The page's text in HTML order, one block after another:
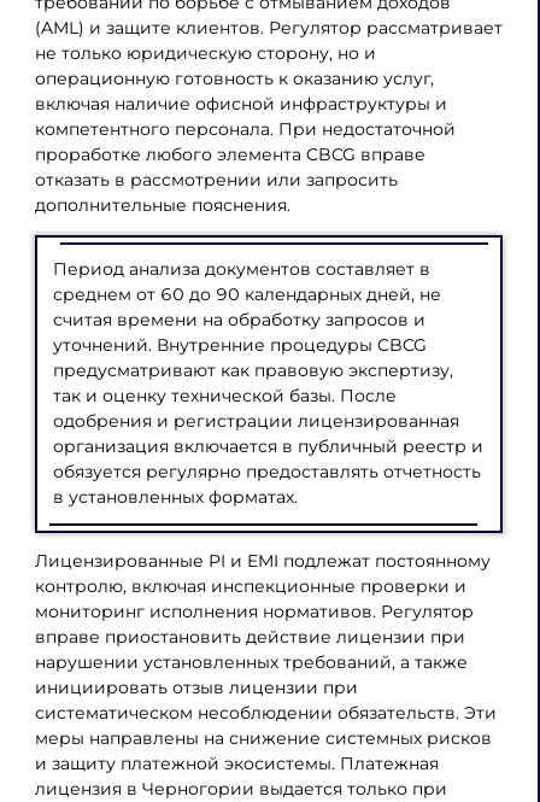
(AML) и защите клиентов. Регулятор рассматривает
не только юридическую сторону, но и
операционную готовность к оказанию услуг,
включая наличие офисной инфраструктуры и
компетентного персонала. При недостаточной
проработке любого элемента CBCG вправе
отказать в рассмотрении или запросить
дополнительные пояснения.
Период анализа документов составляет в
среднем от 60 до 90 календарных дней, не
считая времени на обработку запросов и
уточнений. Внутренние процедуры CBCG
предусматривают как правовую экспертизу,
так и оценку технической базы. После
одобрения и регистрации лицензированная
организация включается в публичный реестр и
обязуется регулярно предоставлять отчетность
в установленных форматах.
Лицензированные PI и EMI подлежат постоянному
контролю, включая инспекционные проверки и
мониторинг исполнения нормативов. Регулятор
вправе приостановить действие лицензии при
нарушении установленных требований, а также
инициировать отзыв лицензии при
систематическом несоблюдении обязательств. Эти
меры направлены на снижение системных рисков
и защиту платежной экосистемы. Платежная
лицензия в Черногории выдается только при